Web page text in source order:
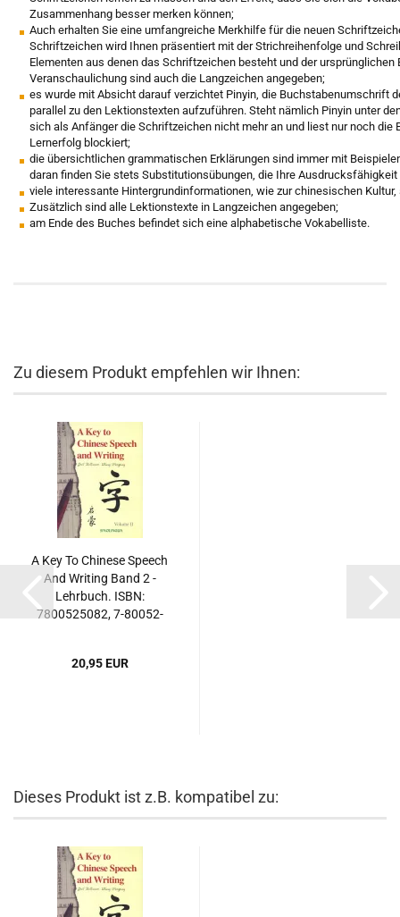
Zusammenhang besser merken können;
Auch erhalten Sie eine umfangreiche Merkhilfe für die neuen
Schriftzeichen wird Ihnen präsentiert mit der Strichreihenfolge und
Elementen aus denen das Schriftzeichen besteht und der ursprünglichen
Veranschaulichung sind auch die Langzeichen angegeben;
es wurde mit Absicht darauf verzichtet Pinyin, die Buchstabenumschrift
parallel zu den Lektionstexten aufzuführen. Steht nämlich Pinyin unter
sich als Anfänger die Schriftzeichen nicht mehr an und liest nur noch die
Lernerfolg blockiert;
die übersichtlichen grammatischen Erklärungen sind immer mit
daran finden Sie stets Substitutionsübungen, die Ihre
viele interessante Hintergrundinformationen, wie zur chinesischen Kultur,
Zusätzlich sind alle Lektionstexte in Langzeichen angegeben;
am Ende des Buches befindet sich eine alphabetische Vokabelliste.
Zu diesem Produkt empfehlen wir Ihnen:
A Key To Chinese Speech
And Writing Band 2 -
Lehrbuch. ISBN:
7800525082, 7-80052-
20,95 EUR
Dieses Produkt ist z.B. kompatibel zu: